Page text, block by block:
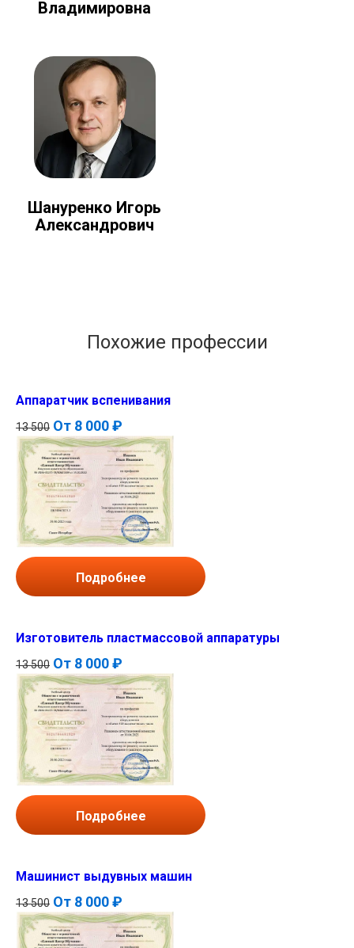
Владимировна
Шануренко Игорь
Александрович
Похожие профессии
Аппаратчик вспенивания
13 500 От 8 000 ₽
Подробнее
Изготовитель пластмассовой аппаратуры
13 500 От 8 000 ₽
Подробнее
Машинист выдувных машин
13 500 От 8 000 ₽